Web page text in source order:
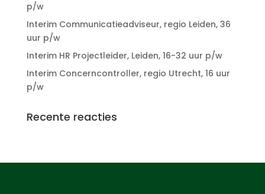
p/w
Interim Communicatieadviseur, regio Leiden, 36
uur p/w
Interim HR Projectleider, Leiden, 16-32 uur p/w
Interim Concerncontroller, regio Utrecht, 16 uur
p/w
Recente reacties